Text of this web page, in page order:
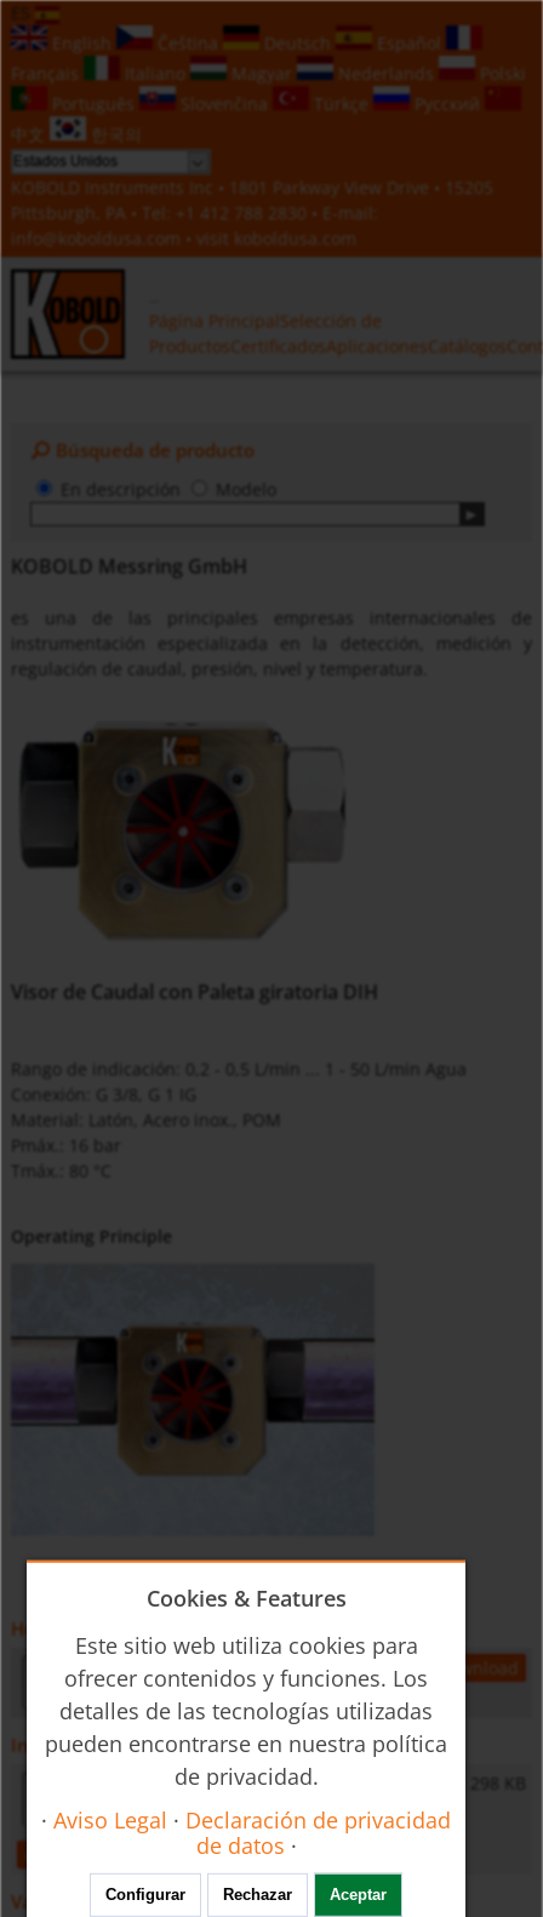
English
Čeština Deutsch
Español
Français
Italiano Magyar Nederlands
Polski
Português
Slovenčina Türkçe
Русский
中文
한국의
KOBOLD Instruments Inc • 1801 Parkway View Drive • 15205
Pittsburgh, PA • Tel:
+1 412 788 2830 • E-mail:
info@koboldusa.com • visit koboldusa.com
Página Principal Selección de
Productos CertificadosAplicaciones Catálogos
Búsqueda de producto
Modelo
KOBOLD Messring GmbH
instrumentación especializada en la detección, medición y
regulación de caudal, presión, nivel y temperatura.
Visor de Caudal con Paleta giratoria DIH
Rango de indicación: 0,2 - 0,5 L/min ... 1 - 50 L/min Agua
Conexión: G 3/8, G 1 IG
Material: Latón, Acero inox., POM
Pmáx.: 16 bar
Tmáx.: 80 °C
Operating Principle
Hoja de datos
dih-es-caudal 188 KB open download
Instrucciones de operación
DIH - Operating Instructions 298 KB
Varios
Cookies & Features
Este sitio web utiliza cookies para
ofrecer contenidos y funciones. Los
detalles de las tecnologías utilizadas
pueden encontrarse en nuestra política
de privacidad.
·Aviso Legal · Declaración de privacidad
de datos ·
Configurar Rechazar Aceptar